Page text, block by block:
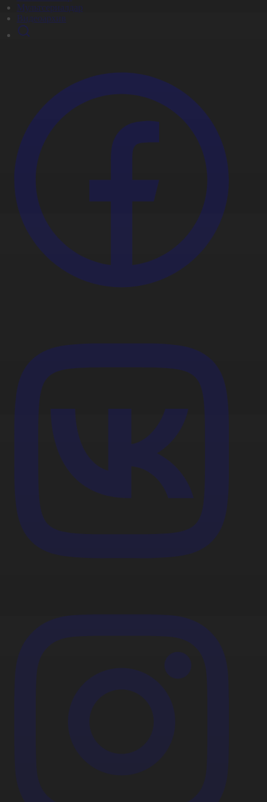
Мультсериалдар
Видеоархив